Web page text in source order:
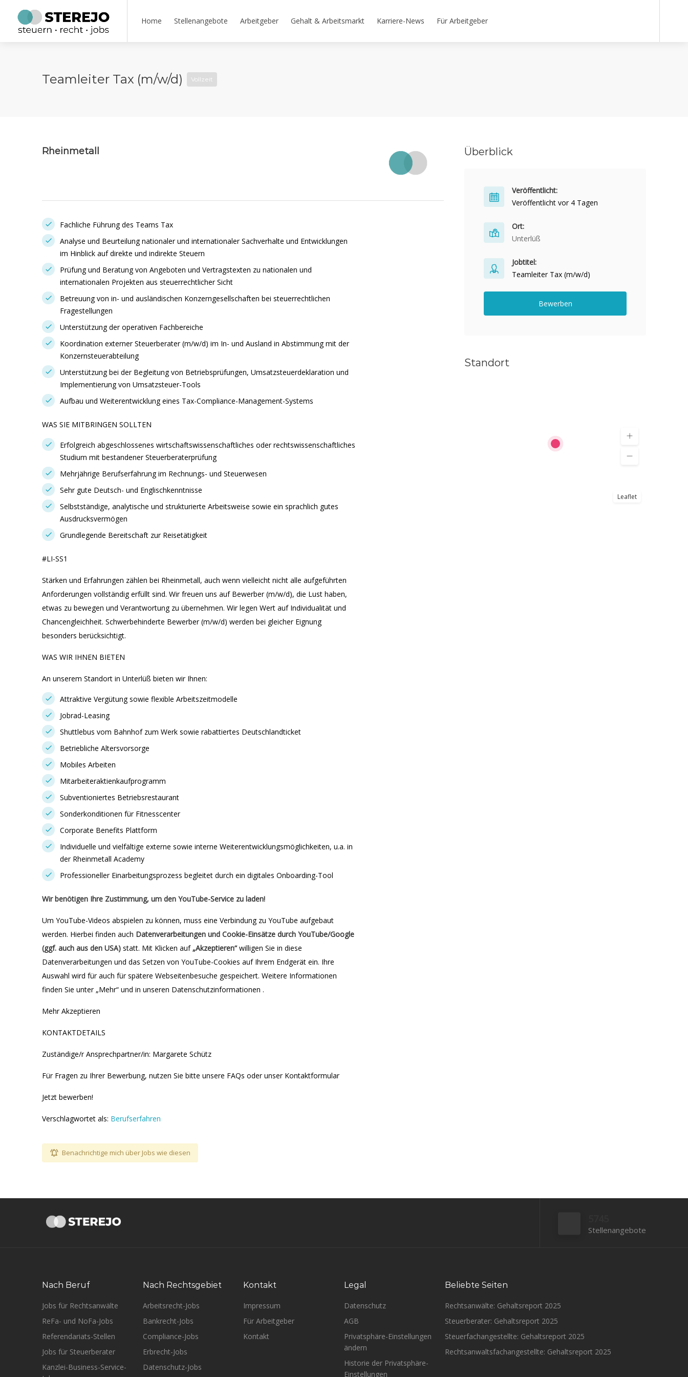
Home Stellenangebote Arbeitgeber Gehalt & Arbeitsmarkt Karriere-News Für Arbeitgeber
Teamleiter Tax (m/w/d) Vollzeit
Rheinmetall
Fachliche Führung des Teams Tax
Analyse und Beurteilung nationaler und internationaler Sachverhalte und Entwicklungen
im Hinblick auf direkte und indirekte Steuern
Prüfung und Beratung von Angeboten und Vertragstexten zu nationalen und
internationalen Projekten aus steuerrechtlicher Sicht
Betreuung von in- und ausländischen Konzerngesellschaften bei steuerrechtlichen
Fragestellungen
Unterstützung der operativen Fachbereiche
Koordination externer Steuerberater (m/w/d) im In- und Ausland in Abstimmung mit der
Konzernsteuerabteilung
Unterstützung bei der Begleitung von Betriebsprüfungen, Umsatzsteuerdeklaration und
Implementierung von Umsatzsteuer-Tools
Aufbau und Weiterentwicklung eines Tax-Compliance-Management-Systems
WAS SIE MITBRINGEN SOLLTEN
Erfolgreich abgeschlossenes wirtschaftswissenschaftliches oder rechtswissenschaftliches
Studium mit bestandener Steuerberaterprüfung
Mehrjährige Berufserfahrung im Rechnungs- und Steuerwesen
Sehr gute Deutsch- und Englischkenntnisse
Selbstständige, analytische und strukturierte Arbeitsweise sowie ein sprachlich gutes
Ausdrucksvermögen
Grundlegende Bereitschaft zur Reisetätigkeit
#LI-SS1
Stärken und Erfahrungen zählen bei Rheinmetall, auch wenn vielleicht nicht alle aufgeführten
Anforderungen vollständig erfüllt sind. Wir freuen uns auf Bewerber (m/w/d), die Lust haben,
etwas zu bewegen und Verantwortung zu übernehmen. Wir legen Wert auf Individualität und
Chancengleichheit. Schwerbehinderte Bewerber (m/w/d) werden bei gleicher Eignung
besonders berücksichtigt.
WAS WIR IHNEN BIETEN
An unserem Standort in Unterlüß bieten wir Ihnen:
Attraktive Vergütung sowie flexible Arbeitszeitmodelle
Jobrad-Leasing
Shuttlebus vom Bahnhof zum Werk sowie rabattiertes Deutschlandticket
Betriebliche Altersvorsorge
Mobiles Arbeiten
Mitarbeiteraktienkaufprogramm
Subventioniertes Betriebsrestaurant
Sonderkonditionen für Fitnesscenter
Corporate Benefits Plattform
Individuelle und vielfältige externe sowie interne Weiterentwicklungsmöglichkeiten, u.a. in
der Rheinmetall Academy
Professioneller Einarbeitungsprozess begleitet durch ein digitales Onboarding-Tool
Wir benötigen Ihre Zustimmung, um den YouTube-Service zu laden!
Um YouTube-Videos abspielen zu können, muss eine Verbindung zu YouTube aufgebaut
werden. Hierbei finden auch Datenverarbeitungen und Cookie-Einsätze durch YouTube/Google
(ggf. auch aus den USA) statt. Mit Klicken auf„Akzeptieren“willigen Sie in diese
Datenverarbeitungen und das Setzen von YouTube-Cookies auf Ihrem Endgerät ein. Ihre
Auswahl wird für auch für spätere Webseitenbesuche gespeichert. Weitere Informationen
finden Sie unter „Mehr“ und in unseren Datenschutzinformationen .
Mehr Akzeptieren
KONTAKTDETAILS
Zuständige/r Ansprechpartner/in: Margarete Schütz
Für Fragen zu Ihrer Bewerbung, nutzen Sie bitte unsere FAQs oder unser Kontaktformular
Jetzt bewerben!
Verschlagwortet als: Berufserfahren
Benachrichtige mich über Jobs wie diesen
Überblick
Veröffentlicht:
Veröffentlicht vor 4 Tagen
Ort:
Unterlüß
Jobtitel:
Teamleiter Tax (m/w/d)
Bewerben
Standort
Leaflet
Stellenangebote
Nach Beruf
Jobs für Rechtsanwälte
ReFa- und NoFa-Jobs
Referendariats-Stellen
Jobs für Steuerberater
Kanzlei-Business-Service-
Nach Rechtsgebiet
Arbeitsrecht-Jobs
Bankrecht-Jobs
Compliance-Jobs
Erbrecht-Jobs
Datenschutz-Jobs
Kontakt
Impressum
Für Arbeitgeber
Kontakt
Legal
Datenschutz
AGB
Privatsphäre-Einstellungen
ändern
Historie der Privatsphäre-
Einstellungen
Beliebte Seiten
Rechtsanwälte: Gehaltsreport 2025
Steuerberater: Gehaltsreport 2025
Steuerfachangestellte: Gehaltsreport 2025
Rechtsanwaltsfachangestellte: Gehaltsreport 2025